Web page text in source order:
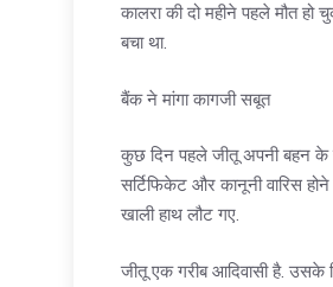
कालरा की दो महीने पहले मौत
बचा था.
बैंक ने मांगा कागजी सबूत
कुछ दिन पहले जीतू अपनी बहन के
सर्टिफिकेट और कानूनी वारिस
खाली हाथ लौट गए.
जीतू एक गरीब आदिवासी है. उसके